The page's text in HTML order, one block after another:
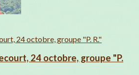
24 octobre, groupe "P.